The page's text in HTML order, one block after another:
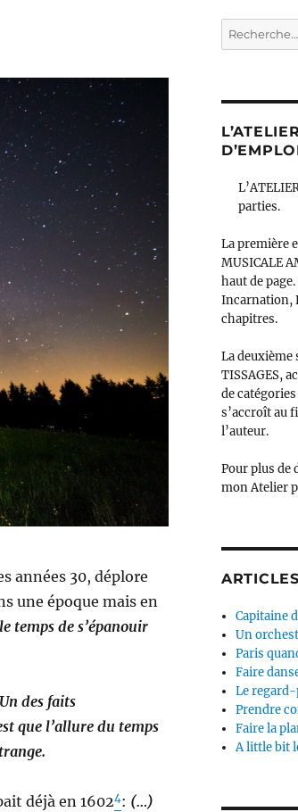
années 30, déplore
une époque mais en
temps de s’épanouir
Un des faits
que l’allure du temps
déjà en 16024: (…)
Recherche
pour :
parties.
La première
MUSICALE
haut de
Incarnation,
chapitres.
La deuxième
TISSAGES,
de
s’accroît au
l’auteur.
Pour plus de
mon Atelier
Capitaine
Un
Paris
Faire
Le
Prendre
Faire la
A little bit